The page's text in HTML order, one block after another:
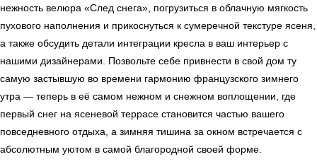
нежность велюра «След снега», погрузиться в облачную мягкость
пухового наполнения и прикоснуться к сумеречной текстуре ясеня,
а также обсудить детали интеграции кресла в ваш интерьер с
нашими дизайнерами. Позвольте себе привнести в свой дом ту
самую застывшую во времени гармонию французского зимнего
утра — теперь в её самом нежном и снежном воплощении, где
первый снег на ясеневой террасе становится частью вашего
повседневного отдыха, а зимняя тишина за окном встречается с
абсолютным уютом в самой благородной своей форме.